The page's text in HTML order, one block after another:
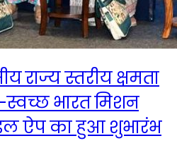
राज्य स्तरीय क्षमता
भारत मिशन
ऐप का हुआ शुभारंभ